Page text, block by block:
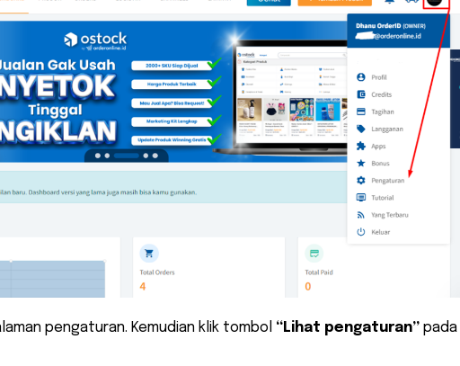
pengaturan. Kemudian klik tombol “Lihat pengaturan” pada